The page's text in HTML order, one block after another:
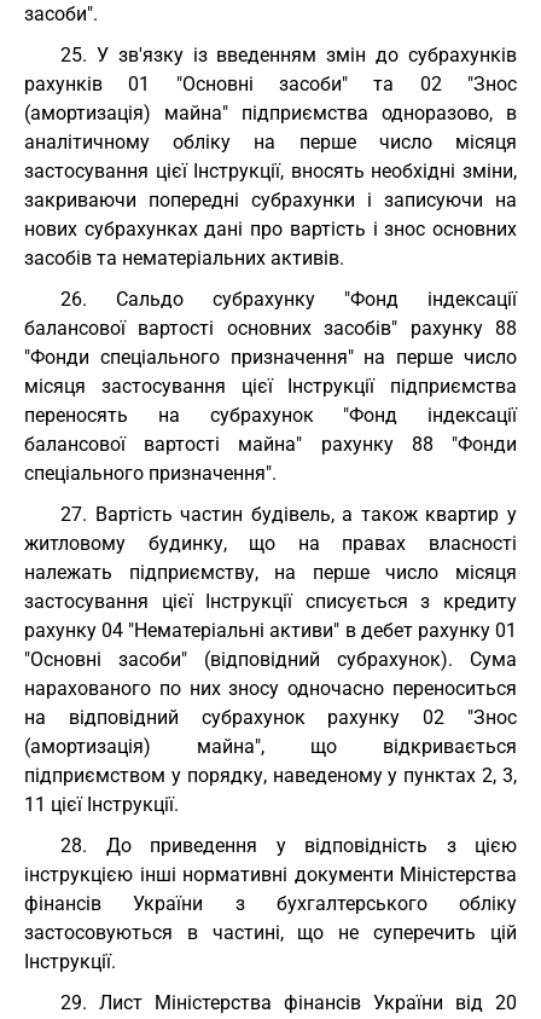
засоби".
25. У зв'язку із введенням змін до субрахунків
рахунків 01 "Основні засоби" та 02 "Знос
(амортизація) майна" підприємства одноразово, в
аналітичному обліку на перше число місяця
застосування цієї Інструкції, вносять необхідні зміни,
закриваючи попередні субрахунки і записуючи на
нових субрахунках дані про вартість і знос основних
засобів та нематеріальних активів.
26. Сальдо субрахунку "Фонд індексації
балансової вартості основних засобів" рахунку 88
"Фонди спеціального призначення" на перше число
місяця застосування цієї Інструкції підприємства
переносять на субрахунок "Фонд індексації
балансової вартості майна" рахунку 88 "Фонди
спеціального призначення".
27. Вартість частин будівель, а також квартир у
житловому будинку, що на правах власності
належать підприємству, на перше число місяця
застосування цієї Інструкції списується з кредиту
рахунку 04 "Нематеріальні активи" в дебет рахунку 01
"Основні засоби" (відповідний субрахунок). Сума
нарахованого по них зносу одночасно переноситься
на відповідний субрахунок рахунку 02 "Знос
(амортизація) майна", що відкривається
підприємством у порядку, наведеному у пунктах 2, 3,
11 цієї Інструкції.
28. До приведення у відповідність з цією
інструкцією інші нормативні документи Міністерства
фінансів України з бухгалтерського обліку
застосовуються в частині, що не суперечить цій
Інструкції.
29. Лист Міністерства фінансів України від 20